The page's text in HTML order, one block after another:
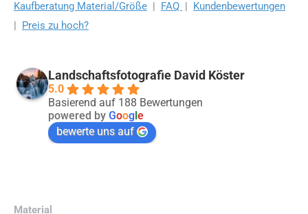
Kaufberatung Material/Größe | FAQ | Kundenbewertungen
| Preis zu hoch?
Landschaftsfotografie David Köster
5.0
Basierend auf 188 Bewertungen
powered by Google
bewerte uns auf
Material